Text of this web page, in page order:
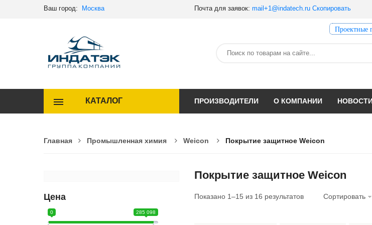
Ваш город: Москва Почта для заявок: mail+1@indatech.ru Скопировать
Проектные
КАТАЛОГ ПРОИЗВОДИТЕЛИ О КОМПАНИИ
Главная Промышленная химия Weicon Покрытие защитное Weicon
Цена
0 285 098
Покрытие защитное Weicon
Показано 1–15 из 16 результатов Сортировать